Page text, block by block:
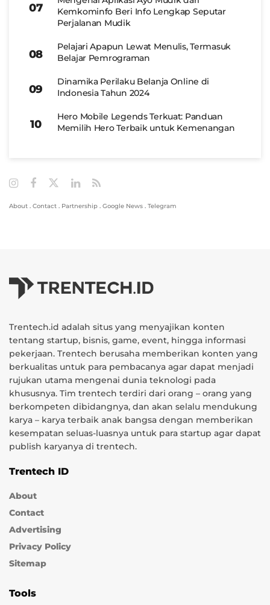
Kemkominfo Beri Info Lengkap Seputar
Perjalanan Mudik
Pelajari Apapun Lewat Menulis, Termasuk
Belajar Pemrograman
Dinamika Perilaku Belanja Online di
Indonesia Tahun 2024
Hero Mobile Legends Terkuat: Panduan
Memilih Hero Terbaik untuk Kemenangan
About . Contact . Partnership . Google News . Telegram
Trentech.id adalah situs yang menyajikan konten
tentang startup, bisnis, game, event, hingga informasi
pekerjaan. Trentech berusaha memberikan konten yang
berkualitas untuk para pembacanya agar dapat menjadi
rujukan utama mengenai dunia teknologi pada
khususnya. Tim trentech terdiri dari orang – orang yang
berkompeten dibidangnya, dan akan selalu mendukung
karya – karya terbaik anak bangsa dengan memberikan
kesempatan seluas-luasnya untuk para startup agar dapat
publish karyanya di trentech.
Trentech ID
About
Contact
Advertising
Privacy Policy
Sitemap
Tools